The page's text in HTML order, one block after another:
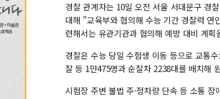
경찰 관계자는 10일 오전 서울 서대문구 경
대해 "교육부와 협의해 수능 기간 경찰력
련해서는 유관기관과 협의해 예방 대비 계
경찰은 수능 당일 수험생 이동 등으로 교통
찰 등 1만475명과 순찰차 2238대를 배치해
시험장 주변 불법 주·정차량 단속 등 소통